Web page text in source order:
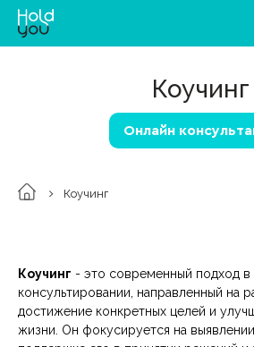
Коучинг
Онлайн
Коучинг
Коучинг - это современный подход в
консультировании, направленный на
достижение конкретных целей и
жизни. Он фокусируется на выявлении